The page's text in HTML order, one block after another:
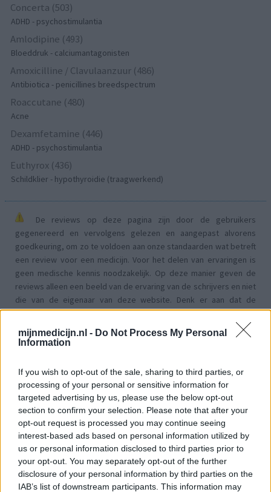
mijnmedicijn.nl - Do Not Process My Personal
Information
If you wish to opt-out of the sale, sharing to third parties, or
processing of your personal or sensitive information for
targeted advertising by us, please use the below opt-out
section to confirm your selection. Please note that after your
opt-out request is processed you may continue seeing
interest-based ads based on personal information utilized by
us or personal information disclosed to third parties prior to
your opt-out. You may separately opt-out of the further
disclosure of your personal information by third parties on the
IAB’s list of downstream participants. This information may
Concerta (503)
ADHD - psychostimulantia
Amlodipine (493)
Bloeddruk - calciumantagonisten
Amoxicilline / Clavulaanzuur (486)
Antibiotica - penicillines breedspectrum
Roaccutane (480)
Acne
Dexamfetamine (446)
ADHD - psychostimulantia
Euthyrox (436)
Schildklier - hypothyroidie (traagwerkend)
De reviews op deze pagina zijn door de gebruikers
gegenereerd en vervolgens gelezen en aangepast alvorens
goedkeuring, om zo te voldoen aan onze standaarden wat betreft
een review voor een medicijn. Voor het delen van ervaringen is
geen medische kennis noodzakelijk. Op deze manier geven de
reviews alleen een beeld van de ervaring van de schrijvers en niet
die van de eigenaar van deze website. Denk er aan dat de
ervaringen kunnen verschillen van persoon tot persoon en dat u
voor medisch advies altijd contact op moet nemen met uw arts of
apotheker.